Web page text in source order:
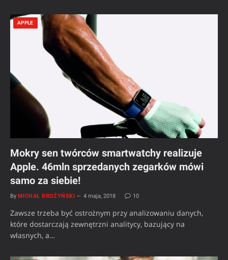
APPLE
Mokry sen twórców smartwatchy realizuje
Apple. 46mln sprzedanych zegarków mówi
samo za siebie!
By MICHAŁ BROŻYŃSKI 4 maja, 2018 10
Zawsze trzeba być ostrożnym przy analizowaniu danych,
które dostarczają zewnętrzni analitycy, bazujący na
własnych, a…